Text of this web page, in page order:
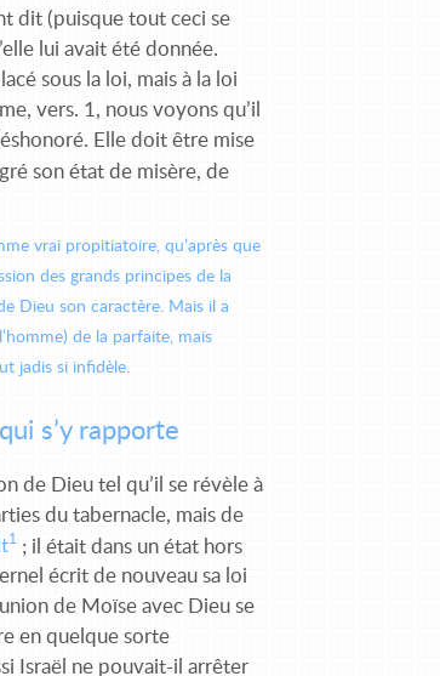
dit (puisque tout ceci se
lui avait été donnée.
sous la loi, mais à la loi
vers. 1, nous voyons qu’il
Elle doit être mise
son état de misère, de
vrai propitiatoire, qu’après que
des grands principes de la
Dieu son caractère. Mais il a
de la parfaite, mais
jadis si infidèle.
s’y rapporte
de Dieu tel qu’il se révèle à
du tabernacle, mais de
1 ; il était dans un état hors
écrit de nouveau sa loi
de Moïse avec Dieu se
en quelque sorte
Israël ne pouvait-il arrêter